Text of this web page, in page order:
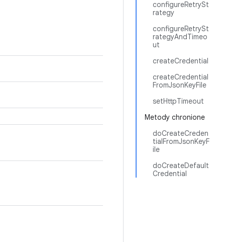
configureRetrySt
rategy
configureRetrySt
rategyAndTimeo
ut
createCredential
createCredential
FromJsonKeyFile
setHttpTimeout
Metody chronione
doCreateCreden
tialFromJsonKeyF
ile
doCreateDefault
Credential